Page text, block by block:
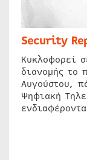
Security
Κυκλοφορεί
διανομής το
Αυγούστου,
Ψηφιακή